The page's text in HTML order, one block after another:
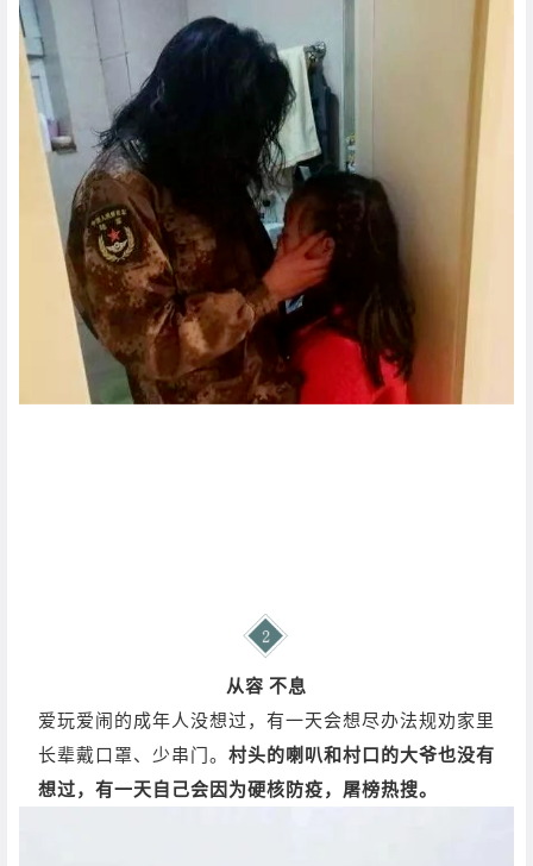
从容 不息
爱玩爱闹的成年人没想过，有一天会想尽办法规劝家里
长辈戴口罩、少串门。 村头的喇叭和村口的大爷也没有
想过，有一天自己会因为硬核防疫，屠榜热搜。